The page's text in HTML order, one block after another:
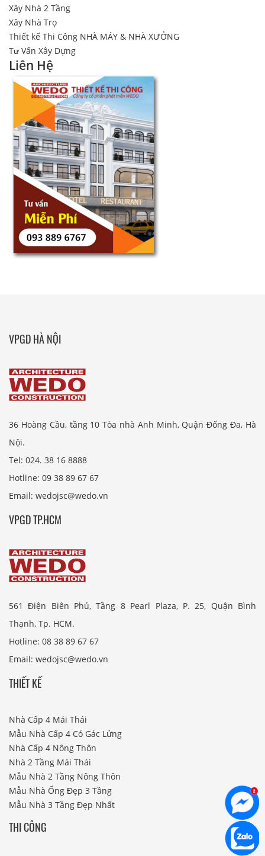
Xây Nhà 2 Tầng
Xây Nhà Trọ
Thiết kế Thi Công NHÀ MÁY & NHÀ XƯỞNG
Tư Vấn Xây Dựng
Liên Hệ
VPGD HÀ NỘI
36 Hoàng Cầu, tầng 10 Tòa nhà Anh Minh, Quận Đống Đa, Hà
Nội.
Tel: 024. 38 16 8888
Hotline: 09 38 89 67 67
Email: wedojsc@wedo.vn
VPGD TP.HCM
561 Điện Biên Phủ, Tầng 8 Pearl Plaza, P. 25, Quận Bình
Thạnh, Tp. HCM.
Hotline: 08 38 89 67 67
Email: wedojsc@wedo.vn
THIẾT KẾ
Nhà Cấp 4 Mái Thái
Mẫu Nhà Cấp 4 Có Gác Lửng
Nhà Cấp 4 Nông Thôn
Nhà 2 Tầng Mái Thái
Mẫu Nhà 2 Tầng Nông Thôn
Mẫu Nhà Ống Đẹp 3 Tầng
Mẫu Nhà 3 Tầng Đẹp Nhất
THI CÔNG